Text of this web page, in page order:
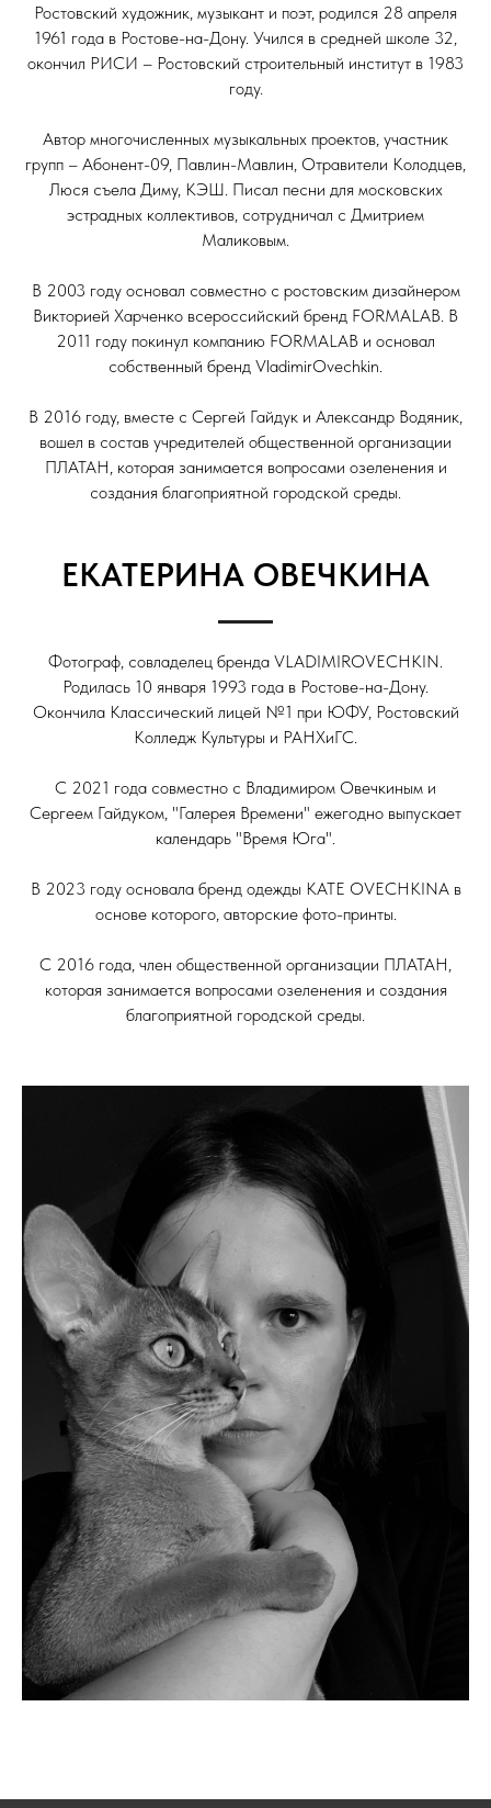
Ростовский художник, музыкант и поэт, родился 28 апреля
1961 года в Ростове-на-Дону. Учился в средней школе 32,
окончил РИСИ – Ростовский строительный институт в 1983
году.
Автор многочисленных музыкальных проектов, участник
групп – Абонент-09, Павлин-Мавлин, Отравители Колодцев,
Люся съела Диму, КЭШ. Писал песни для московских
эстрадных коллективов, сотрудничал с Дмитрием
Маликовым.
В 2003 году основал совместно с ростовским дизайнером
Викторией Харченко всероссийский бренд FORMALAB. В
2011 году покинул компанию FORMALAB и основал
собственный бренд VladimirOvechkin.
В 2016 году, вместе с Сергей Гайдук и Александр Водяник,
вошел в состав учредителей общественной организации
ПЛАТАН, которая занимается вопросами озеленения и
создания благоприятной городской среды.
ЕКАТЕРИНА ОВЕЧКИНА
Фотограф, совладелец бренда VLADIMIROVECHKIN.
Родилась 10 января 1993 года в Ростове-на-Дону.
Окончила Классический лицей №1 при ЮФУ, Ростовский
Колледж Культуры и РАНХиГС.
С 2021 года совместно с Владимиром Овечкиным и
Сергеем Гайдуком, "Галерея Времени" ежегодно выпускает
календарь "Время Юга".
В 2023 году основала бренд одежды KATE OVECHKINA в
основе которого, авторские фото-принты.
С 2016 года, член общественной организации ПЛАТАН,
которая занимается вопросами озеленения и создания
благоприятной городской среды.